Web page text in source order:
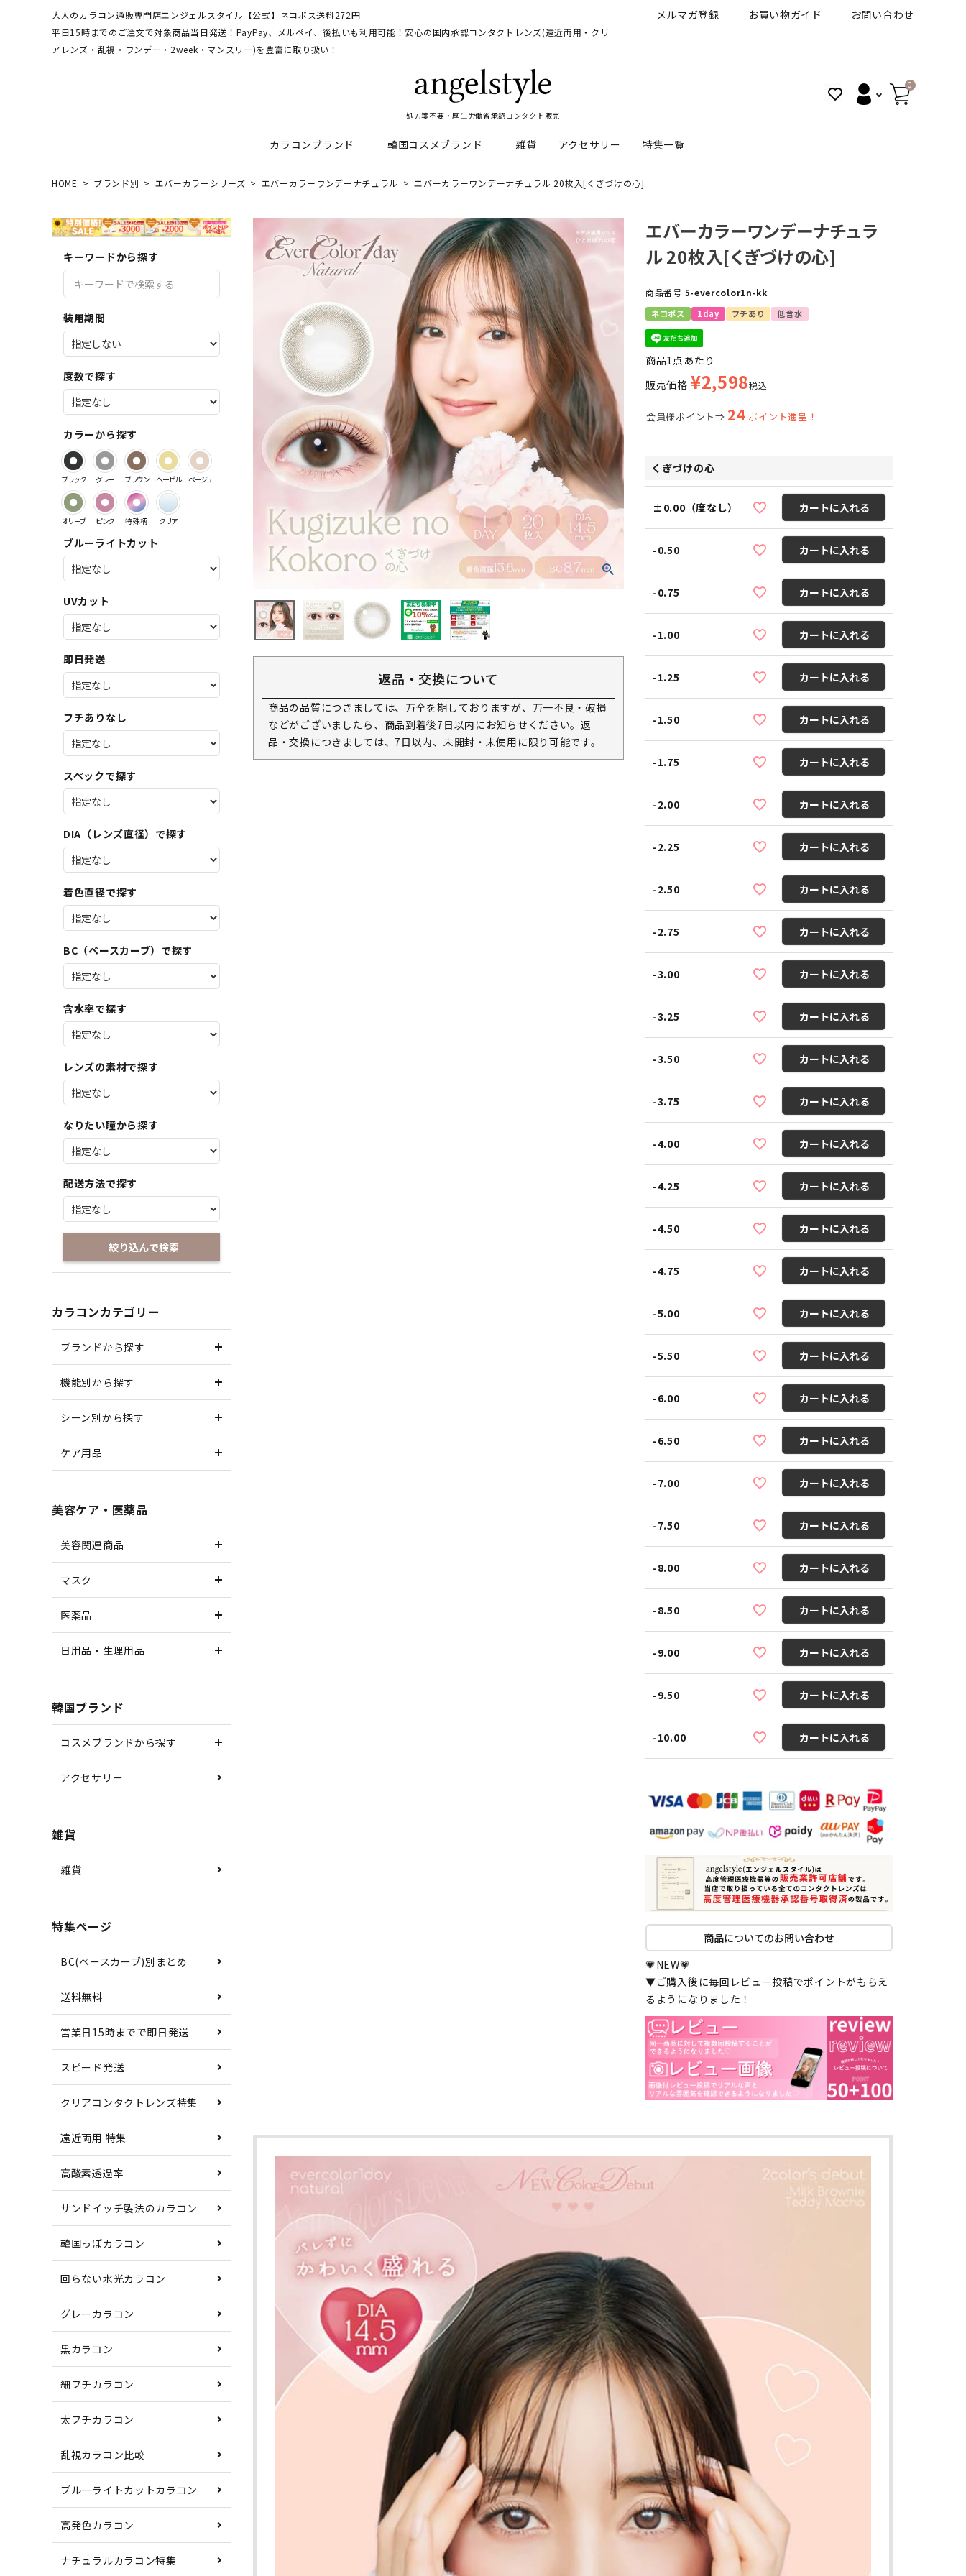
大人のカラコン通販専門店エンジェルスタイル【公式】ネコポス送料272円
平日15時までのご注文で対象商品当日発送！PayPay、メルペイ、後払いも利用可能！安心の国内承認コンタクトレンズ(遠近両用・クリ
アレンズ・乱視・ワンデー・2week・マンスリー)を豊富に取り扱い！
メルマガ登録 お買い物ガイド お問い合わせ
処方箋不要・厚生労働省承認コンタクト販売
0
カラコンブランド
ディファインモイスト
イルミネート
エバーカラーシリーズ シーブリンク キャンディーマジックシリーズ ピュアアイズワンデー
レヴィアワンマンス レヴィアワンデー ネオサイトシリーズ その他ブランドはこちら
韓国コスメブランド
3CE REJURAN Dr.jart+ VT
その他ブランドはこちら
雑貨 アクセサリー 特集一覧
乱視カラコン比較 ブルーライトカットカラコン UVカットカラコン 細フチカラコン
バレないカラコン 色素薄い系カラコン メンズカラコン特集 ハロウィンカラコン特集
サンドイッチ製法特集
HOME ブランド別 エバーカラーシリーズ エバーカラーワンデーナチュラル エバーカラーワンデーナチュラル 20枚入[くぎづけの心]
キーワードから探す
装用期間
度数で探す
カラーから探す
ブラック グレー ブラウン ヘーゼル ベージュ
オリーブ ピンク 特殊柄 クリア
ブルーライトカット
UVカット
即日発送
フチありなし
スペックで探す
DIA（レンズ直径）で探す
着色直径で探す
BC（ベースカーブ）で探す
含水率で探す
レンズの素材で探す
なりたい瞳から探す
配送方法で探す
絞り込んで検索
カラコンカテゴリー
ブランドから探す
機能別から探す
シーン別から探す
ケア用品
美容ケア・医薬品
美容関連商品
マスク
医薬品
日用品・生理用品
韓国ブランド
コスメブランドから探す
アクセサリー
雑貨
雑貨
特集ページ
BC(ベースカーブ)別まとめ
送料無料
営業日15時までで即日発送
スピード発送
クリアコンタクトレンズ特集
遠近両用 特集
高酸素透過率
サンドイッチ製法のカラコン
韓国っぽカラコン
回らない水光カラコン
グレーカラコン
黒カラコン
細フチカラコン
太フチカラコン
乱視カラコン比較
ブルーライトカットカラコン
高発色カラコン
ナチュラルカラコン特集
返品・交換について
商品の品質につきましては、万全を期しておりますが、万一不良・破損
などがございましたら、商品到着後7日以内にお知らせください。返
品・交換につきましては、7日以内、未開封・未使用に限り可能です。
エバーカラーワンデーナチュラ
ル 20枚入[くぎづけの心]
商品番号 5-evercolor1n-kk
ネコポス 1day フチあり 低含水
商品1点あたり
販売価格 ¥2,598税込
会員様ポイント⇒ 24 ポイント進呈！
くぎづけの心
±0.00（度なし） カートに入れる
-0.50 カートに入れる
-0.75 カートに入れる
-1.00 カートに入れる
-1.25 カートに入れる
-1.50 カートに入れる
-1.75 カートに入れる
-2.00 カートに入れる
-2.25 カートに入れる
-2.50 カートに入れる
-2.75 カートに入れる
-3.00 カートに入れる
-3.25 カートに入れる
-3.50 カートに入れる
-3.75 カートに入れる
-4.00 カートに入れる
-4.25 カートに入れる
-4.50 カートに入れる
-4.75 カートに入れる
-5.00 カートに入れる
-5.50 カートに入れる
-6.00 カートに入れる
-6.50 カートに入れる
-7.00 カートに入れる
-7.50 カートに入れる
-8.00 カートに入れる
-8.50 カートに入れる
-9.00 カートに入れる
-9.50 カートに入れる
-10.00 カートに入れる
商品についてのお問い合わせ
💗NEW💗
▼ご購入後に毎回レビュー投稿でポイントがもらえ
るようになりました！